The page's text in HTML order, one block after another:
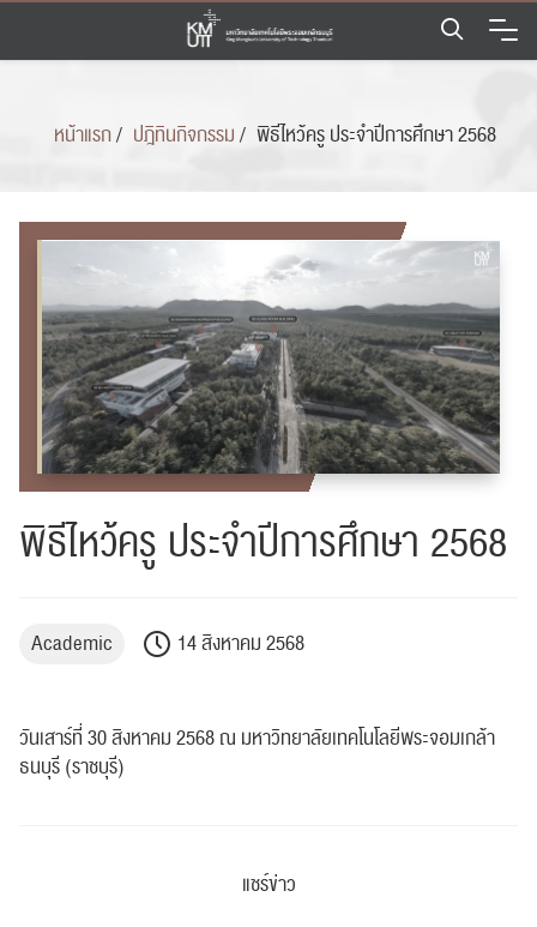
Skip
content
หน้าแรก/ ปฎิทินกิจกรรม/ พิธีไหว้ครู ประจำปีการศึกษา 2568
พิธีไหว้ครู ประจำปีการศึกษา 2568
Academic 14 สิงหาคม 2568
วันเสาร์ที่ 30 สิงหาคม 2568 ณ มหาวิทยาลัยเทคโนโลยีพระจอมเกล้า
ธนบุรี (ราชบุรี)
แชร์ข่าว